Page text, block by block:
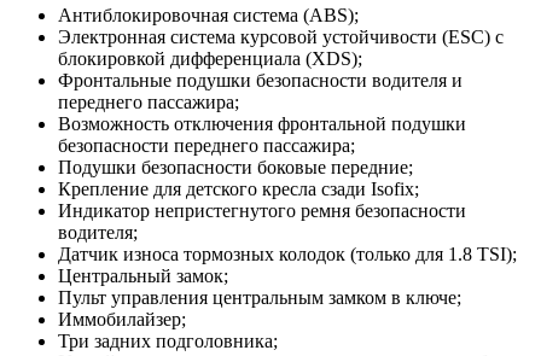
Антиблокировочная система (ABS);
Электронная система курсовой устойчивости (ESC) с
блокировкой дифференциала (XDS);
Фронтальные подушки безопасности водителя и
переднего пассажира;
Возможность отключения фронтальной подушки
безопасности переднего пассажира;
Подушки безопасности боковые передние;
Крепление для детского кресла сзади Isofix;
Индикатор непристегнутого ремня безопасности
водителя;
Датчик износа тормозных колодок (только для 1.8 TSI);
Центральный замок;
Пульт управления центральным замком в ключе;
Иммобилайзер;
Три задних подголовника;